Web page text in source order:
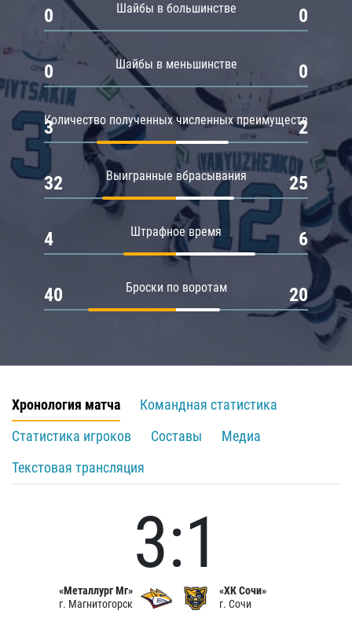
Шайбы в большинстве
0 0
Шайбы в меньшинстве
0 0
Количество полученных численных преимуществ
3 2
Выигранные вбрасывания
32 25
Штрафное время
4 6
Броски по воротам
40 20
Хронология матча
Командная статистика
Статистика игроков
Составы
Медиа
Текстовая трансляция
«Металлург Мг»
г. Магнитогорск
3:1
«ХК Сочи»
г. Сочи